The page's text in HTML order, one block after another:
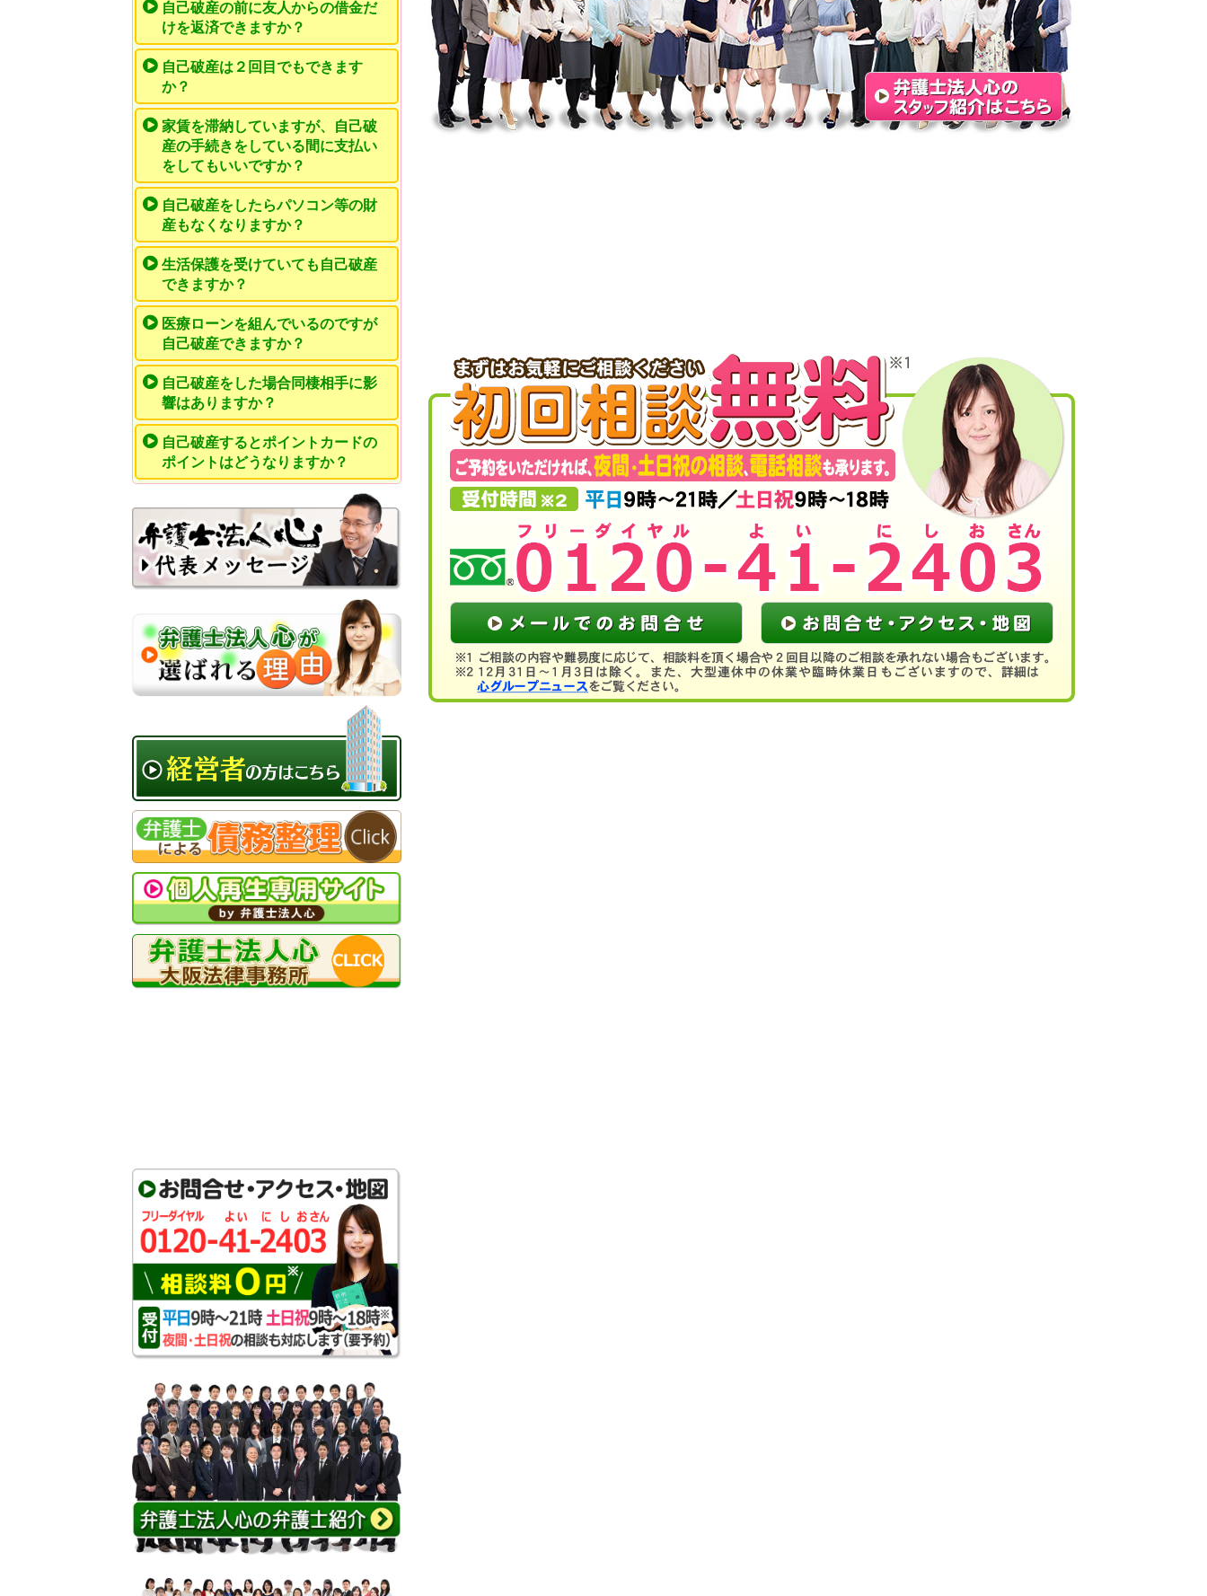
自己破産の前に友人からの借金だ
けを返済できますか？
自己破産は２回目でもできます
か？
家賃を滞納していますが、自己破
産の手続きをしている間に支払い
をしてもいいですか？
自己破産をしたらパソコン等の財
産もなくなりますか？
生活保護を受けていても自己破産
できますか？
医療ローンを組んでいるのですが
自己破産できますか？
自己破産をした場合同棲相手に影
響はありますか？
自己破産するとポイントカードの
ポイントはどうなりますか？